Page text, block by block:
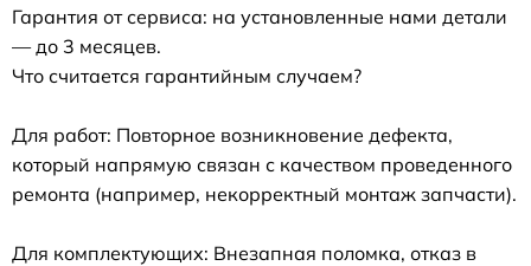
Гарантия от сервиса: на установленные нами детали
— до 3 месяцев.
Что считается гарантийным случаем?
Для работ: Повторное возникновение дефекта,
который напрямую связан с качеством проведенного
ремонта (например, некорректный монтаж запчасти).
Для комплектующих: Внезапная поломка, отказ в